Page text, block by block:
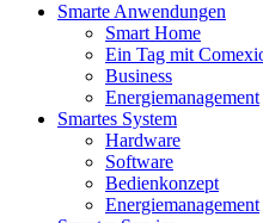
Smarte Anwendungen
Smart Home
Ein Tag mit
Business
Energiemanagement
Smartes System
Hardware
Software
Bedienkonzept
Energiemanagement